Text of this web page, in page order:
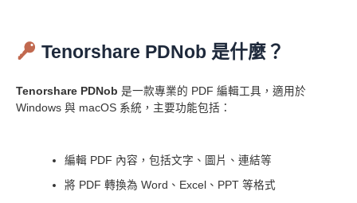
Tenorshare PDNob 是什麼？
Tenorshare PDNob 是一款專業的 PDF 編輯工具，適用於
Windows 與 macOS 系統，主要功能包括：
編輯 PDF 內容，包括文字、圖片、連結等
將 PDF 轉換為 Word、Excel、PPT 等格式